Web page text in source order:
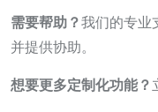
需要帮助？我们的专业
并提供协助。
想要更多定制化功能？